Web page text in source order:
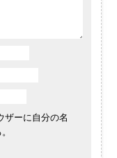
ザーに自分の名